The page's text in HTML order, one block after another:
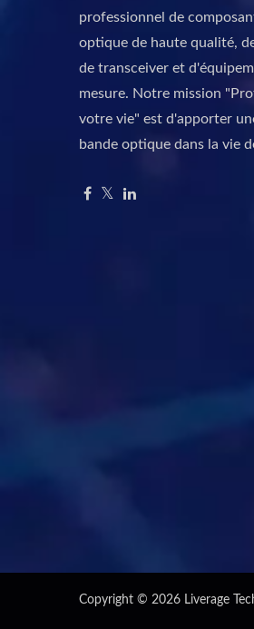
professionnel de
optique de haute qualité,
de transceiver et
mesure. Notre mission
votre vie" est d'apporter
bande optique dans la vie
Copyright © 2026 Liverage